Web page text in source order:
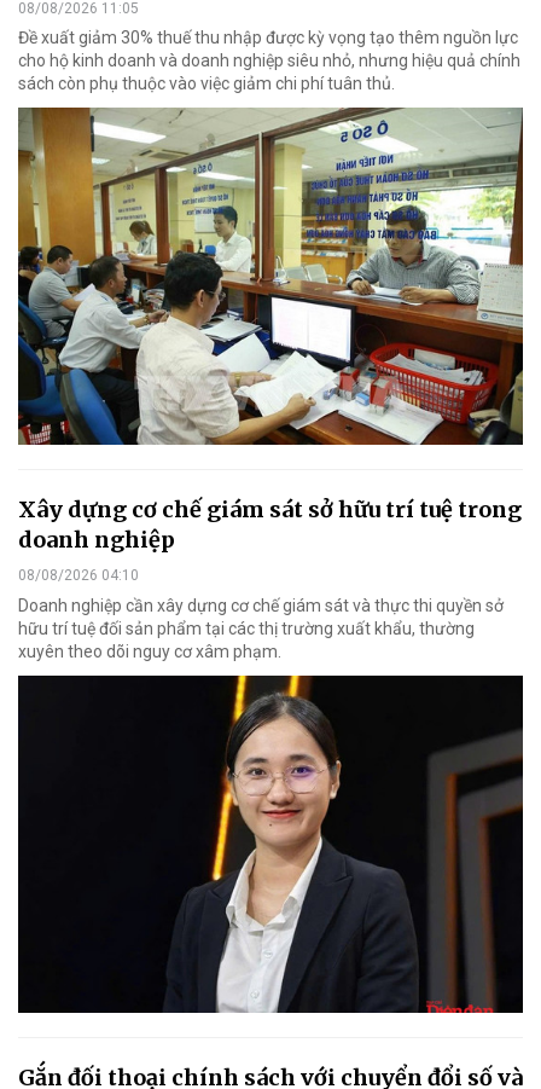
08/08/2026 11:05
Đề xuất giảm 30% thuế thu nhập được kỳ vọng tạo thêm nguồn lực
cho hộ kinh doanh và doanh nghiệp siêu nhỏ, nhưng hiệu quả chính
sách còn phụ thuộc vào việc giảm chi phí tuân thủ.
Xây dựng cơ chế giám sát sở hữu trí tuệ trong
doanh nghiệp
08/08/2026 04:10
Doanh nghiệp cần xây dựng cơ chế giám sát và thực thi quyền sở
hữu trí tuệ đối sản phẩm tại các thị trường xuất khẩu, thường
xuyên theo dõi nguy cơ xâm phạm.
Gắn đối thoại chính sách với chuyển đổi số và